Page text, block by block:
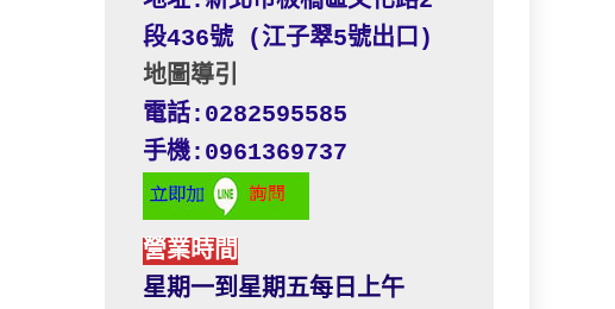
地圖導引
電話:0282595585
手機:0961369737
營業時間
星期一到星期五每日上午